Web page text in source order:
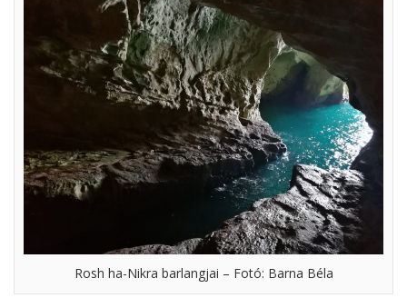
Rosh ha-Nikra barlangjai – Fotó: Barna Béla